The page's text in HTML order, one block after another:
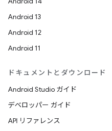
Android 13
Android 12
Android 11
ドキュメントとダウンロード
Android Studio ガイド
デベロッパー ガイド
API リファレンス